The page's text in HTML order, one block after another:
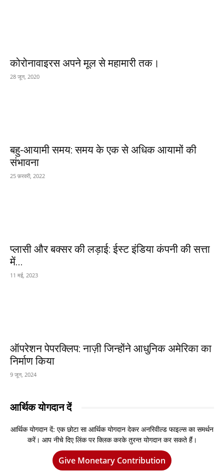
कोरोनावाइरस अपने मूल से महामारी तक।
28 जून, 2020
बहु-आयामी समय: समय के एक से अधिक आयामों की
संभावना
25 फ़रवरी, 2022
प्लासी और बक्सर की लड़ाई: ईस्ट इंडिया कंपनी की सत्ता
में...
11 मई, 2023
ऑपरेशन पेपरक्लिप: नाज़ी जिन्होंने आधुनिक अमेरिका का
निर्माण किया
9 जून, 2024
आर्थिक योगदान दें
आर्थिक योगदान दें: एक छोटा सा आर्थिक योगदान देकर अनरिवील्ड फाइल्स का समर्थन
करें। आप नीचे दिए लिंक पर क्लिक करके तुरन्त योगदान कर सकते हैं।
Give Monetary Contribution